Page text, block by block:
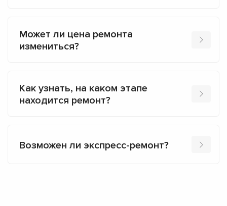
Может ли цена ремонта
измениться?
Как узнать, на каком этапе
находится ремонт?
Возможен ли экспресс-ремонт?